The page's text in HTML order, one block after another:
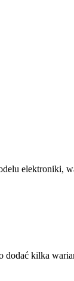
elektroniki,
kilka